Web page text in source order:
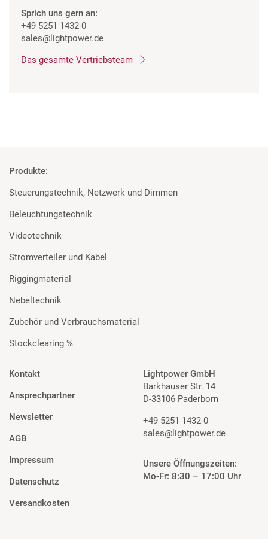
Sprich uns gern an:
+49 5251 1432-0
sales@lightpower.de
Das gesamte Vertriebsteam
Produkte:
Steuerungstechnik, Netzwerk und Dimmen
Beleuchtungstechnik
Videotechnik
Stromverteiler und Kabel
Riggingmaterial
Nebeltechnik
Zubehör und Verbrauchsmaterial
Stockclearing %
Kontakt
Ansprechpartner
Newsletter
AGB
Impressum
Datenschutz
Versandkosten
Lightpower GmbH
Barkhauser Str. 14
D-33106 Paderborn
+49 5251 1432-0
sales@lightpower.de
Unsere Öffnungszeiten:
Mo-Fr: 8:30 – 17:00 Uhr